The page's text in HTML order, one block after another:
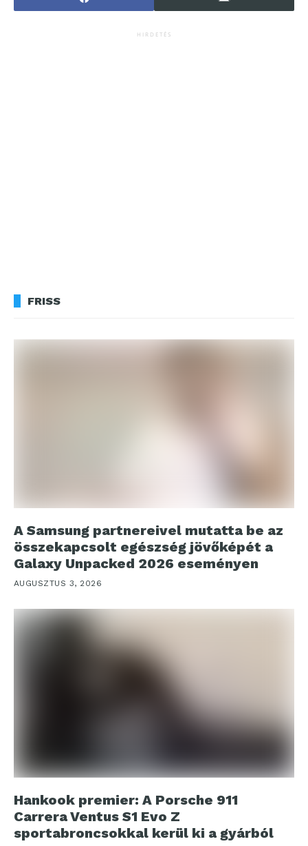
HIRDETÉS
FRISS
A Samsung partnereivel mutatta be az
összekapcsolt egészség jövőképét a
Galaxy Unpacked 2026 eseményen
AUGUSZTUS 3, 2026
Hankook premier: A Porsche 911
Carrera Ventus S1 Evo Z
sportabroncsokkal kerül ki a gyárból